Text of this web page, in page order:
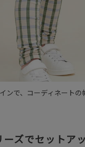
ンで、コーディネートの
ーズでセットア